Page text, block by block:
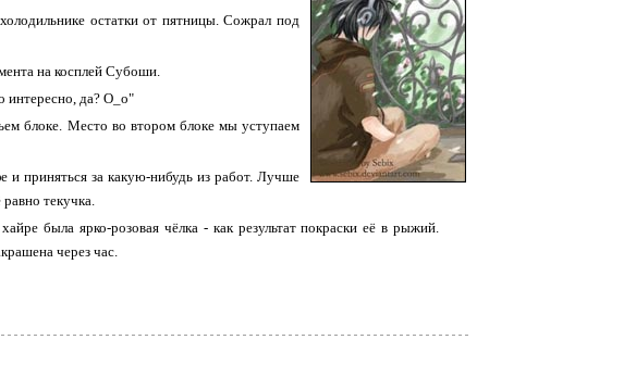
остатки от пятницы. Сожрал под
на косплей Субоши.
интересно, да? О_о"
блоке. Место во втором блоке мы уступаем
и приняться за какую-нибудь из работ. Лучше
равно текучка.
была ярко-розовая чёлка - как результат покраски её в рыжий.
через час.